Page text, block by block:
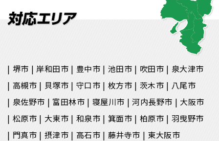
堺市 岸和田市 豊中市 池田市 吹田市
泉大津市
高槻市
貝塚市 守口市 枚方市 茨木市
八尾市
泉佐野市
富田林市 寝屋川市 河内長野市
大阪市
松原市
大東市 和泉市 箕面市 柏原市
羽曳野市
門真市
摂津市 高石市 藤井寺市
東大阪市